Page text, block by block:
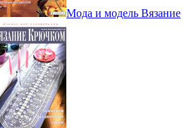
Мода и модель Вязание